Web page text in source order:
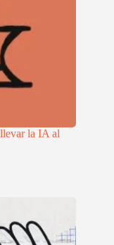
la IA al